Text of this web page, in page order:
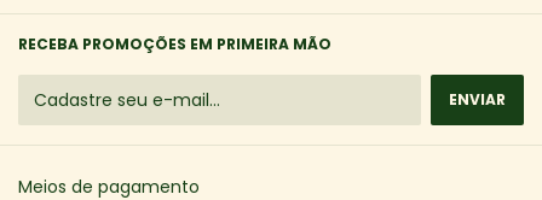
RECEBA PROMOÇÕES EM PRIMEIRA MÃO
Meios de pagamento